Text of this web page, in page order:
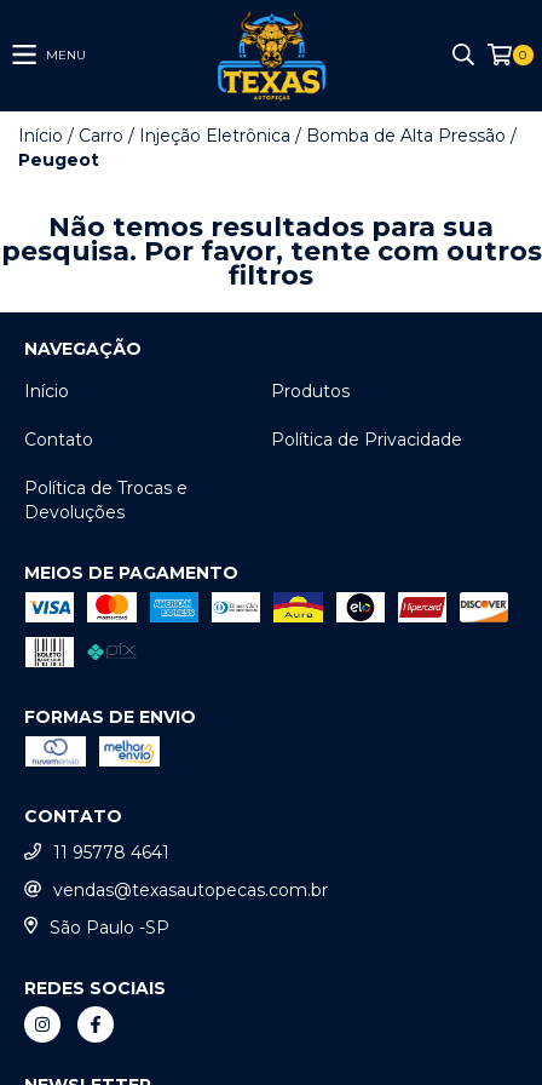
MENU 0
Início / Carro / Injeção Eletrônica / Bomba de Alta Pressão /
Peugeot
Não temos resultados para sua
pesquisa. Por favor, tente com outros
filtros
NAVEGAÇÃO
Início
Produtos
Contato Política de Privacidade
Política de Trocas e
Devoluções
MEIOS DE PAGAMENTO
FORMAS DE ENVIO
CONTATO
11 95778 4641
vendas@texasautopecas.com.br
São Paulo -SP
REDES SOCIAIS